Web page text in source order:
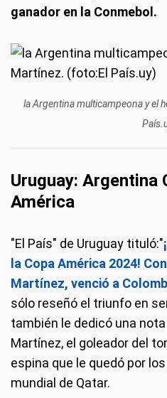
ganador en la Conmebol.
la Argentina multicampeona y el
Uruguay: Argentina
América
"El País" de Uruguay tituló:"
la Copa América 2024!
Martínez, venció a
sólo reseñó el triunfo en
también le dedicó una
Martínez, el goleador del
espina que le quedó por
mundial de Qatar.